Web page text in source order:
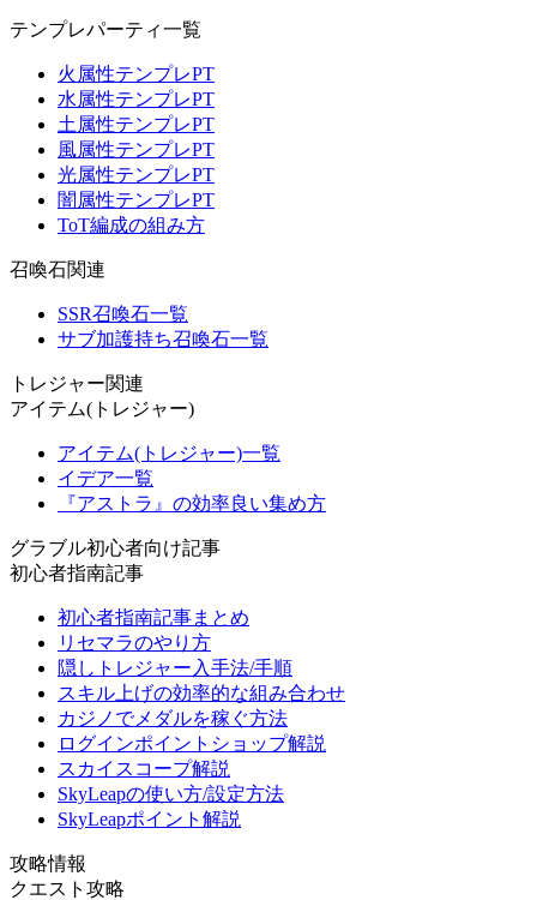
テンプレパーティ一覧
火属性テンプレPT
水属性テンプレPT
土属性テンプレPT
風属性テンプレPT
光属性テンプレPT
闇属性テンプレPT
ToT編成の組み方
召喚石関連
SSR召喚石一覧
サブ加護持ち召喚石一覧
トレジャー関連
アイテム(トレジャー)
アイテム(トレジャー)一覧
イデア一覧
『アストラ』の効率良い集め方
グラブル初心者向け記事
初心者指南記事
初心者指南記事まとめ
リセマラのやり方
隠しトレジャー入手法/手順
スキル上げの効率的な組み合わせ
カジノでメダルを稼ぐ方法
ログインポイントショップ解説
スカイスコープ解説
SkyLeapの使い方/設定方法
SkyLeapポイント解説
攻略情報
クエスト攻略